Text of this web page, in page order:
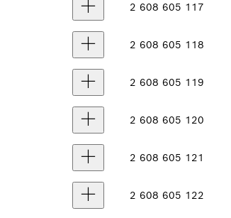
2 608 605 117
2 608 605 118
2 608 605 119
2 608 605 120
2 608 605 121
2 608 605 122